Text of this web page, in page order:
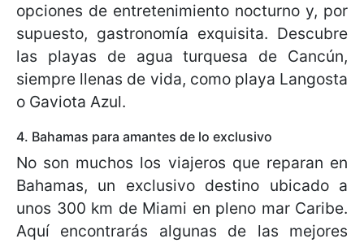
opciones de entretenimiento nocturno y, por
supuesto, gastronomía exquisita. Descubre
las playas de agua turquesa de Cancún,
siempre llenas de vida, como playa Langosta
o Gaviota Azul.
4. Bahamas para amantes de lo exclusivo
No son muchos los viajeros que reparan en
Bahamas, un exclusivo destino ubicado a
unos 300 km de Miami en pleno mar Caribe.
Aquí encontrarás algunas de las mejores